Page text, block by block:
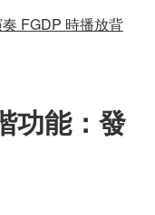
FGDP 時播放背
功能：發